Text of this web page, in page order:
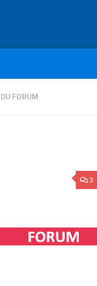
FORUM
3